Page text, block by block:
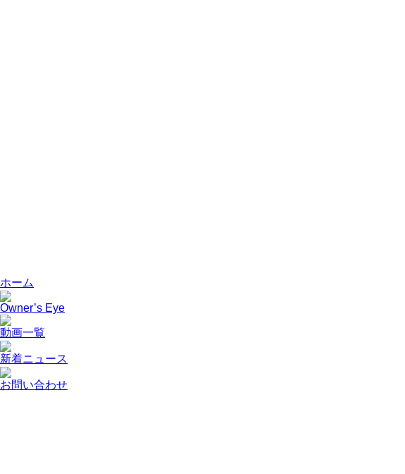
ホーム
Owner’s Eye
動画一覧
新着ニュース
お問い合わせ